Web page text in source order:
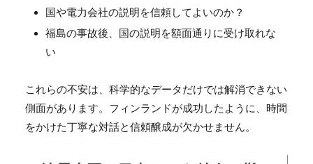
国や電力会社の説明を信頼してよいのか？
福島の事故後、国の説明を額面通りに受け取れな
い
これらの不安は、科学的なデータだけでは解消できない
側面があります。フィンランドが成功したように、時間
をかけた丁寧な対話と信頼醸成が欠かせません。